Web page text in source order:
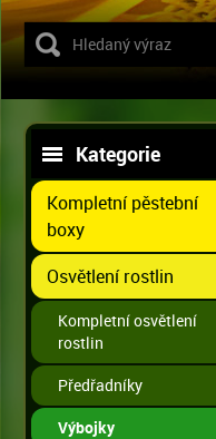
Kategorie
Kompletní pěstební
boxy
Osvětlení rostlin
Kompletní osvětlení
rostlin
Předřadníky
Výbojky